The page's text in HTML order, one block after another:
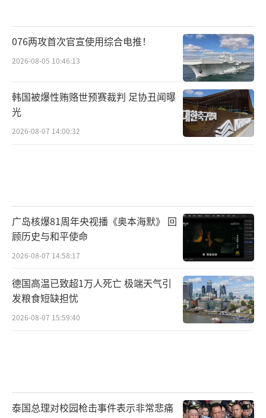
076两攻首次官宣使用综合电推！
2026-08-05 10:46:13
韩国被爆性贿赂世预赛裁判 足协丑闻曝
光
2026-08-07 14:00:32
广岛核爆81周年央视播《奥本海默》 回
顾历史与和平使命
2026-08-07 14:58:17
德国高温已致超1万人死亡 极端天气引
发粮食短缺担忧
2026-08-07 15:59:40
泰国总理对校园枪击事件表示非常悲痛